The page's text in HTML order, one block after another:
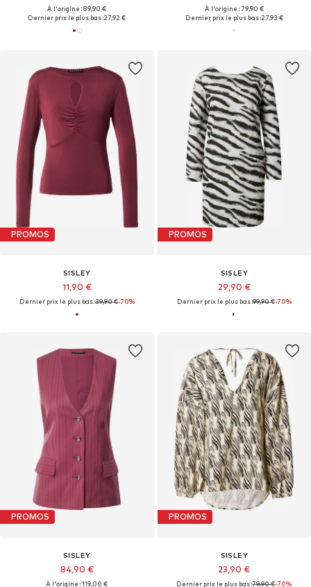
À l'origine : 89,90 €
Dernier prix le plus bas :27,92 €
À l'origine : 79,90 €
Dernier prix le plus bas :27,93 €
PROMOS
SISLEY
11,90 €
Dernier prix le plus bas :39,90 €-70%
PROMOS
SISLEY
29,90 €
Dernier prix le plus bas :99,90 €-70%
PROMOS
SISLEY
84,90 €
À l'origine : 119,00 €
PROMOS
SISLEY
23,90 €
Dernier prix le plus bas :79,90 €-70%